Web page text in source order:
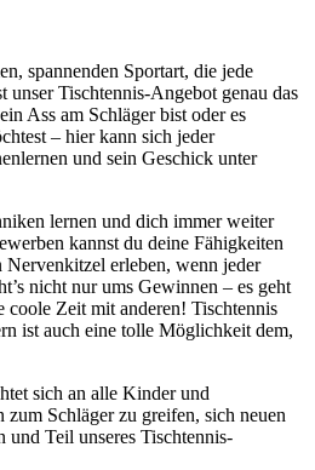
spannenden Sportart, die jede
unser Tischtennis-Angebot genau das
Ass am Schläger bist oder es
– hier kann sich jeder
und sein Geschick unter
lernen und dich immer weiter
kannst du deine Fähigkeiten
Nervenkitzel erleben, wenn jeder
nicht nur ums Gewinnen – es geht
Zeit mit anderen! Tischtennis
ist auch eine tolle Möglichkeit dem,
sich an alle Kinder und
zum Schläger zu greifen, sich neuen
und Teil unseres Tischtennis-